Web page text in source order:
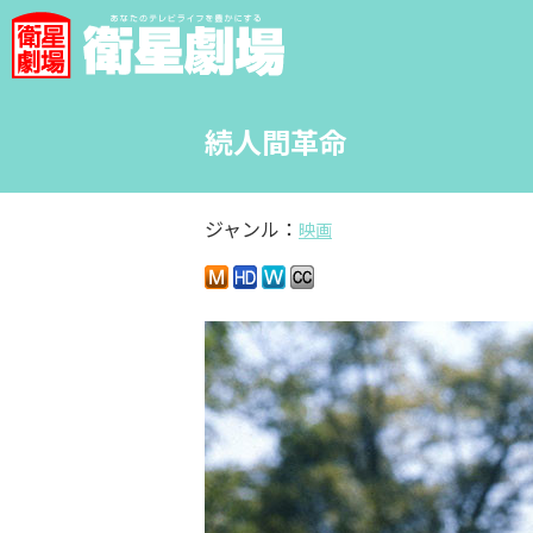
続人間革命
ジャンル： 映画